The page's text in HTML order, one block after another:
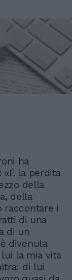
ha
«È la perdita
della
della
raccontare i
di una
di un
divenuta
la mia vita
di lui